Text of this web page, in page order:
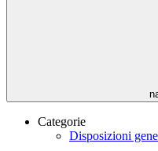
Categorie
Disposizioni